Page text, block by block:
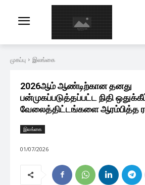
முகப்பு இலங்கை
2026ஆம் ஆண்டிற்கான தனது
பன்முகப்படுத்தப்பட்ட நிதி
வேலைத்திட்டங்களை ஆரம்பித்த
இலங்கை
01/07/2026